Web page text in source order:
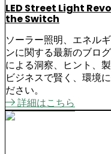
LED Street Light
the Switch
ソーラー照明、エネル
ンに関する最新のブロ
による洞察、ヒント、
ビジネスで賢く、環境
ださい。
詳細はこちら